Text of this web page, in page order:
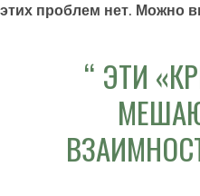
этих проблем нет. Можно
ЭТИ